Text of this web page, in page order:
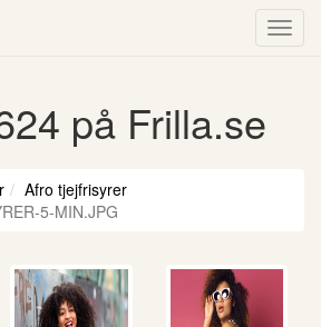
på Frilla.se
Afro tjejfrisyrer
5-MIN.JPG